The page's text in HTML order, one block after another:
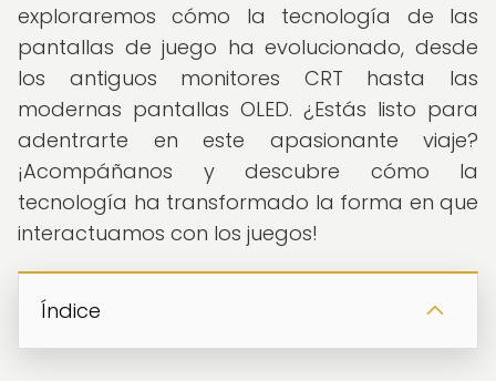
exploraremos cómo la tecnología de las
pantallas de juego ha evolucionado, desde
los antiguos monitores CRT hasta las
modernas pantallas OLED. ¿Estás listo para
adentrarte en este apasionante viaje?
¡Acompáñanos y descubre cómo la
tecnología ha transformado la forma en que
interactuamos con los juegos!
Índice